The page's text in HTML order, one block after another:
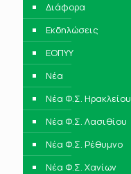
Διάφορα
Εκδηλώσεις
ΕΟΠΥΥ
Νέα
Νέα Φ.Σ. Ηρακλείου
Νέα Φ.Σ. Λασιθίου
Νέα Φ.Σ. Ρέθυμνο
Νέα Φ.Σ. Χανίων